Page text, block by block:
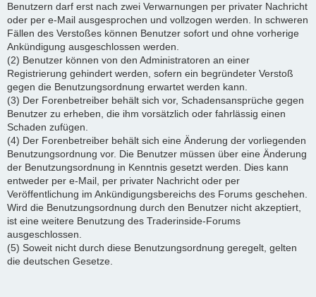
Benutzern darf erst nach zwei Verwarnungen per privater Nachricht
oder per e-Mail ausgesprochen und vollzogen werden. In schweren
Fällen des Verstoßes können Benutzer sofort und ohne vorherige
Ankündigung ausgeschlossen werden.
(2) Benutzer können von den Administratoren an einer
Registrierung gehindert werden, sofern ein begründeter Verstoß
gegen die Benutzungsordnung erwartet werden kann.
(3) Der Forenbetreiber behält sich vor, Schadensansprüche gegen
Benutzer zu erheben, die ihm vorsätzlich oder fahrlässig einen
Schaden zufügen.
(4) Der Forenbetreiber behält sich eine Änderung der vorliegenden
Benutzungsordnung vor. Die Benutzer müssen über eine Änderung
der Benutzungsordnung in Kenntnis gesetzt werden. Dies kann
entweder per e-Mail, per privater Nachricht oder per
Veröffentlichung im Ankündigungsbereichs des Forums geschehen.
Wird die Benutzungsordnung durch den Benutzer nicht akzeptiert,
ist eine weitere Benutzung des Traderinside-Forums
ausgeschlossen.
(5) Soweit nicht durch diese Benutzungsordnung geregelt, gelten
die deutschen Gesetze.